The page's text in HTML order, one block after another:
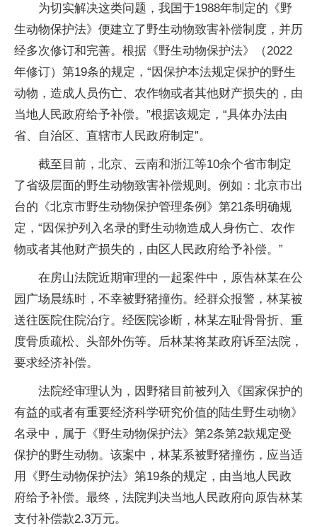
为切实解决这类问题，我国于1988年制定的《野
生动物保护法》便建立了野生动物致害补偿制度，并历
经多次修订和完善。根据《野生动物保护法》（2022
年修订）第19条的规定，“因保护本法规定保护的野生
动物，造成人员伤亡、农作物或者其他财产损失的，由
当地人民政府给予补偿。”根据该规定，“具体办法由
省、自治区、直辖市人民政府制定”。
截至目前，北京、云南和浙江等10余个省市制定
了省级层面的野生动物致害补偿规则。例如：北京市出
台的《北京市野生动物保护管理条例》第21条明确规
定，“因保护列入名录的野生动物造成人身伤亡、农作
物或者其他财产损失的，由区人民政府给予补偿。”
在房山法院近期审理的一起案件中，原告林某在公
园广场晨练时，不幸被野猪撞伤。经群众报警，林某被
送往医院住院治疗。经医院诊断，林某左耻骨骨折、重
度骨质疏松、头部外伤等。后林某将某政府诉至法院，
要求经济补偿。
法院经审理认为，因野猪目前被列入《国家保护的
有益的或者有重要经济科学研究价值的陆生野生动物》
名录中，属于《野生动物保护法》第2条第2款规定受
保护的野生动物。该案中，林某系被野猪撞伤，应当适
用《野生动物保护法》第19条的规定，由当地人民政
府给予补偿。最终，法院判决当地人民政府向原告林某
支付补偿款2.3万元。